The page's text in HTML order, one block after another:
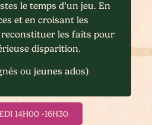
le temps d’un jeu. En
et en croisant les
les faits pour
disparition.
ou jeunes ados)
14H00 -16H30